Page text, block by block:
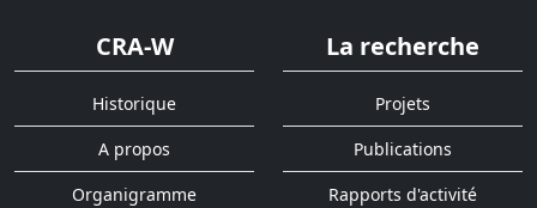
CRA-W
Historique
A propos
Organigramme
La recherche
Projets
Publications
Rapports d'activité